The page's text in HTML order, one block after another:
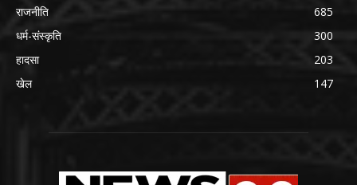
राजनीति
685
धर्म-संस्कृति
300
हादसा
203
खेल
147